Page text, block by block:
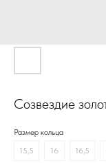
Созвездие
Размер кольца
15,5
16 16,5